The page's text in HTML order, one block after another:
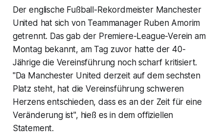
Der englische Fußball-Rekordmeister Manchester
United hat sich von Teammanager Ruben Amorim
getrennt. Das gab der Premiere-League-Verein am
Montag bekannt, am Tag zuvor hatte der 40-
Jährige die Vereinsführung noch scharf kritisiert.
"Da Manchester United derzeit auf dem sechsten
Platz steht, hat die Vereinsführung schweren
Herzens entschieden, dass es an der Zeit für eine
Veränderung ist", hieß es in dem offiziellen
Statement.